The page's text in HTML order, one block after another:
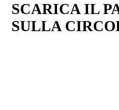
SCARICA IL
SULLA